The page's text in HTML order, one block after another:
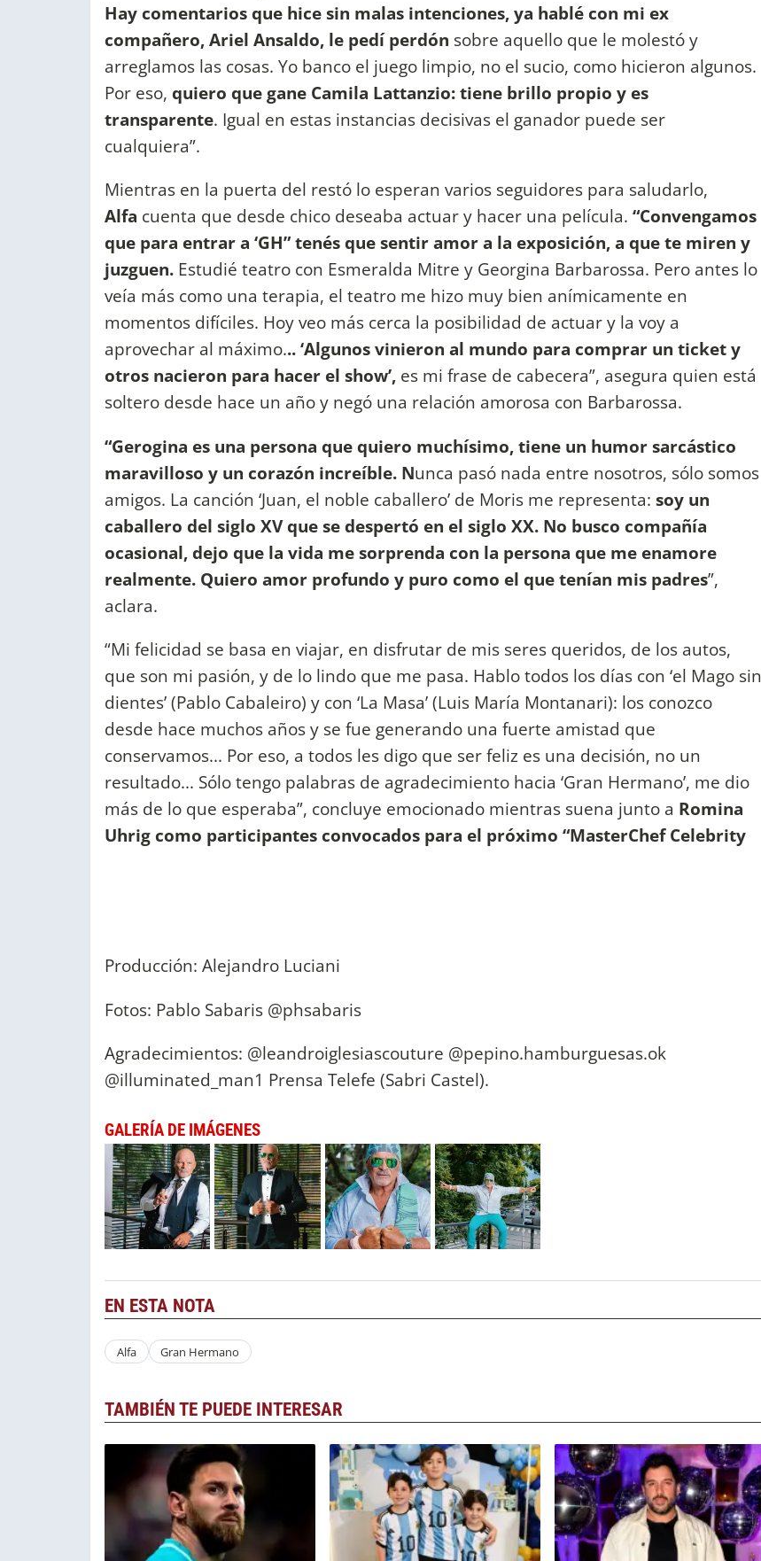
Hay comentarios que hice sin malas intenciones, ya hablé con mi ex
compañero, Ariel Ansaldo, le pedí perdón sobre aquello que le molestó y
arreglamos las cosas. Yo banco el juego limpio, no el sucio, como hicieron algunos.
Por eso, quiero que gane Camila Lattanzio: tiene brillo propio y es
transparente. Igual en estas instancias decisivas el ganador puede ser
cualquiera”.
Mientras en la puerta del restó lo esperan varios seguidores para saludarlo,
Alfa cuenta que desde chico deseaba actuar y hacer una película. “Convengamos
que para entrar a ‘GH” tenés que sentir amor a la exposición, a que te miren y
juzguen. Estudié teatro con Esmeralda Mitre y Georgina Barbarossa. Pero antes lo
veía más como una terapia, el teatro me hizo muy bien anímicamente en
momentos difíciles. Hoy veo más cerca la posibilidad de actuar y la voy a
aprovechar al máximo... ‘Algunos vinieron al mundo para comprar un ticket y
otros nacieron para hacer el show’, es mi frase de cabecera”, asegura quien está
soltero desde hace un año y negó una relación amorosa con Barbarossa.
“Gerogina es una persona que quiero muchísimo, tiene un humor sarcástico
maravilloso y un corazón increíble. Nunca pasó nada entre nosotros, sólo somos
amigos. La canción ‘Juan, el noble caballero’ de Moris me representa: soy un
caballero del siglo XV que se despertó en el siglo XX. No busco compañía
ocasional, dejo que la vida me sorprenda con la persona que me enamore
realmente. Quiero amor profundo y puro como el que tenían mis padres”,
aclara.
“Mi felicidad se basa en viajar, en disfrutar de mis seres queridos, de los autos,
que son mi pasión, y de lo lindo que me pasa. Hablo todos los días con ‘el Mago sin
dientes’ (Pablo Cabaleiro) y con ‘La Masa’ (Luis María Montanari): los conozco
desde hace muchos años y se fue generando una fuerte amistad que
conservamos... Por eso, a todos les digo que ser feliz es una decisión, no un
resultado... Sólo tengo palabras de agradecimiento hacia ‘Gran Hermano’, me dio
más de lo que esperaba”, concluye emocionado mientras suena junto a Romina
Uhrig como participantes convocados para el próximo “MasterChef Celebrity
Producción: Alejandro Luciani
Fotos: Pablo Sabaris @phsabaris
Agradecimientos: @leandroiglesiascouture @pepino.hamburguesas.ok
@illuminated_man1 Prensa Telefe (Sabri Castel).
GALERÍA DE IMÁGENES
EN ESTA NOTA
Alfa Gran Hermano
TAMBIÉN TE PUEDE INTERESAR